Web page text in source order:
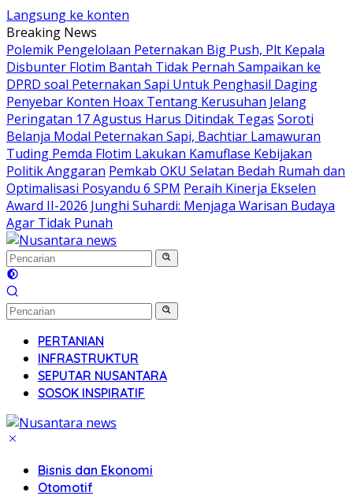
Langsung ke konten
Breaking News
Polemik Pengelolaan Peternakan Big Push, Plt Kepala
Disbunter Flotim Bantah Tidak Pernah Sampaikan ke
DPRD soal Peternakan Sapi Untuk Penghasil Daging
Penyebar Konten Hoax Tentang Kerusuhan Jelang
Peringatan 17 Agustus Harus Ditindak Tegas Soroti
Belanja Modal Peternakan Sapi, Bachtiar Lamawuran
Tuding Pemda Flotim Lakukan Kamuflase Kebijakan
Politik Anggaran Pemkab OKU Selatan Bedah Rumah dan
Optimalisasi Posyandu 6 SPM Peraih Kinerja Ekselen
Award II-2026 Junghi Suhardi: Menjaga Warisan Budaya
Agar Tidak Punah
PERTANIAN
INFRASTRUKTUR
SEPUTAR NUSANTARA
SOSOK INSPIRATIF
Bisnis dan Ekonomi
Otomotif